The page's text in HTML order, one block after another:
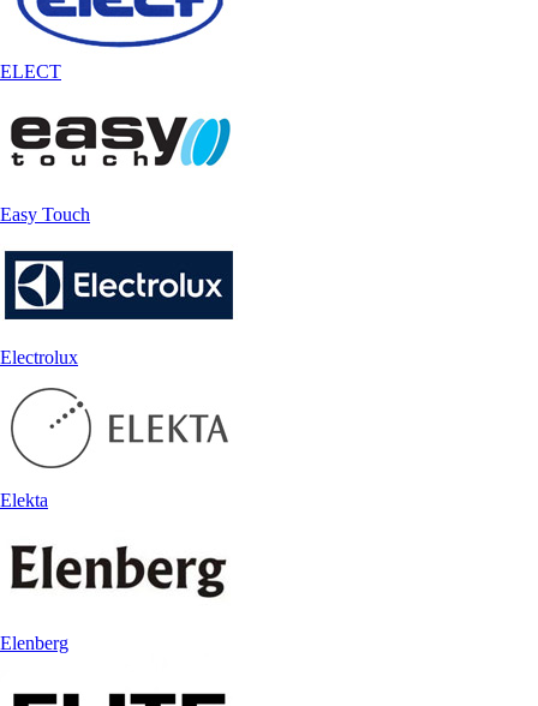
ELECT
Easy Touch
Electrolux
Elekta
Elenberg